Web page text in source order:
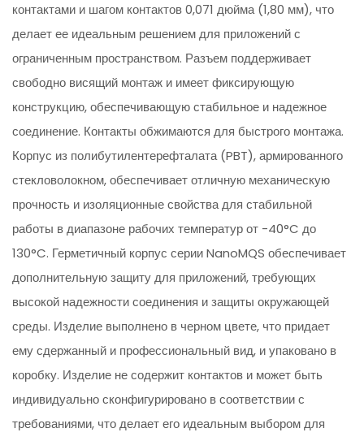
контактами и шагом контактов 0,071 дюйма (1,80 мм), что
делает ее идеальным решением для приложений с
ограниченным пространством. Разъем поддерживает
свободно висящий монтаж и имеет фиксирующую
конструкцию, обеспечивающую стабильное и надежное
соединение. Контакты обжимаются для быстрого монтажа.
Корпус из полибутилентерефталата (PBT), армированного
стекловолокном, обеспечивает отличную механическую
прочность и изоляционные свойства для стабильной
работы в диапазоне рабочих температур от -40°C до
130°C. Герметичный корпус серии NanoMQS обеспечивает
дополнительную защиту для приложений, требующих
высокой надежности соединения и защиты окружающей
среды. Изделие выполнено в черном цвете, что придает
ему сдержанный и профессиональный вид, и упаковано в
коробку. Изделие не содержит контактов и может быть
индивидуально сконфигурировано в соответствии с
требованиями, что делает его идеальным выбором для